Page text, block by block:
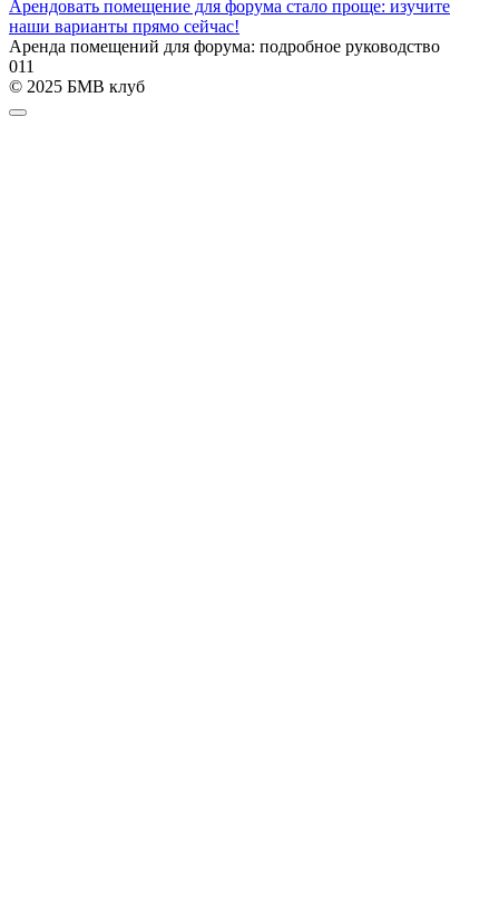
Арендовать помещение для форума стало проще: изучите
наши варианты прямо сейчас!
Аренда помещений для форума: подробное руководство
011
© 2025 БМВ клуб